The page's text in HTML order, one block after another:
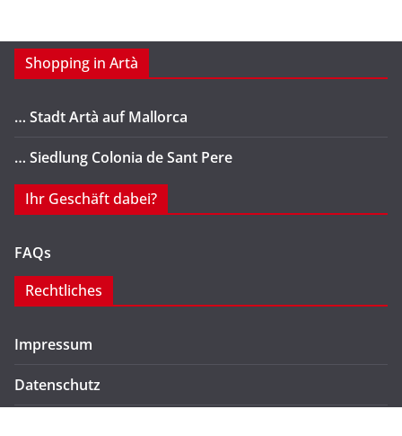
Shopping in Artà
… Stadt Artà auf Mallorca
… Siedlung Colonia de Sant Pere
Ihr Geschäft dabei?
FAQs
Rechtliches
Impressum
Datenschutz